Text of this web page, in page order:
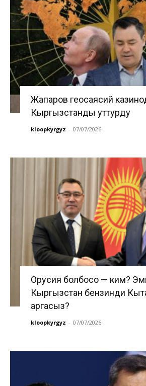
Жапаров геосаясий
Кыргызстанды уттурду
kloopkyrgyz - 07/07/2026
Орусия болбосо — ким?
Кыргызстан бензинди
аргасыз?
kloopkyrgyz - 07/07/2026